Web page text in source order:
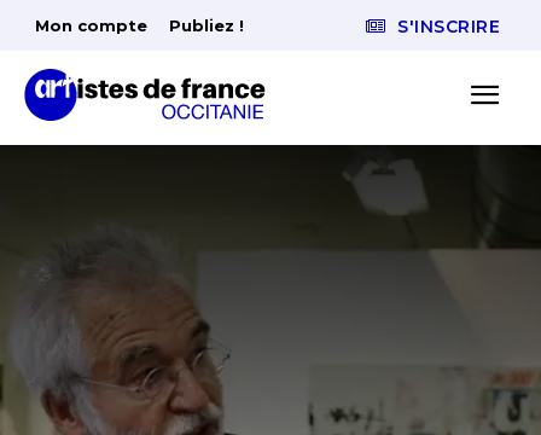
Mon compte Publiez ! S'INSCRIRE